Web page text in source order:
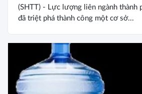
(SHTT) - Lực lượng liên ngành thành
đã triệt phá thành công một cơ sở...